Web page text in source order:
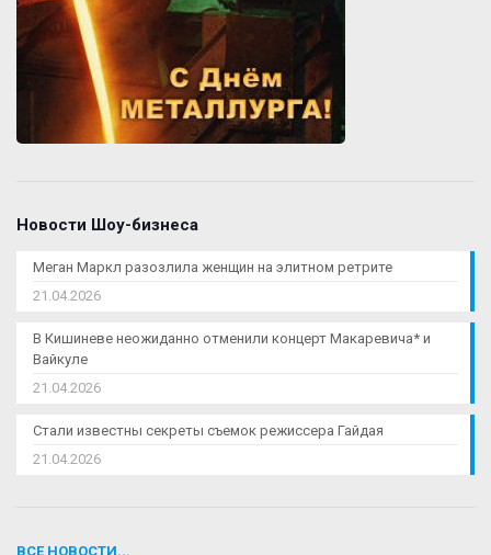
Новости Шоу-бизнеса
Меган Маркл разозлила женщин на элитном ретрите
21.04.2026
В Кишиневе неожиданно отменили концерт Макаревича* и
Вайкуле
21.04.2026
Стали известны секреты съемок режиссера Гайдая
21.04.2026
ВСЕ НОВОСТИ...